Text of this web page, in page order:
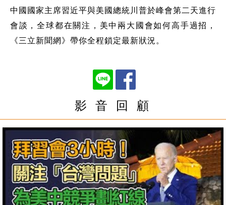
中國國家主席習近平與美國總統川普於峰會第二天進行
會談，全球都在關注，美中兩大國會如何高手過招，
《三立新聞網》帶你全程鎖定最新狀況。
影 音 回 顧